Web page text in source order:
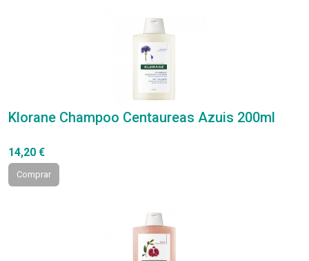
Klorane Champoo Centaureas Azuis 200ml
14,20 €
Comprar